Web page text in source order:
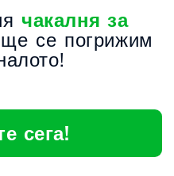
чакалня за
се погрижим
сега!